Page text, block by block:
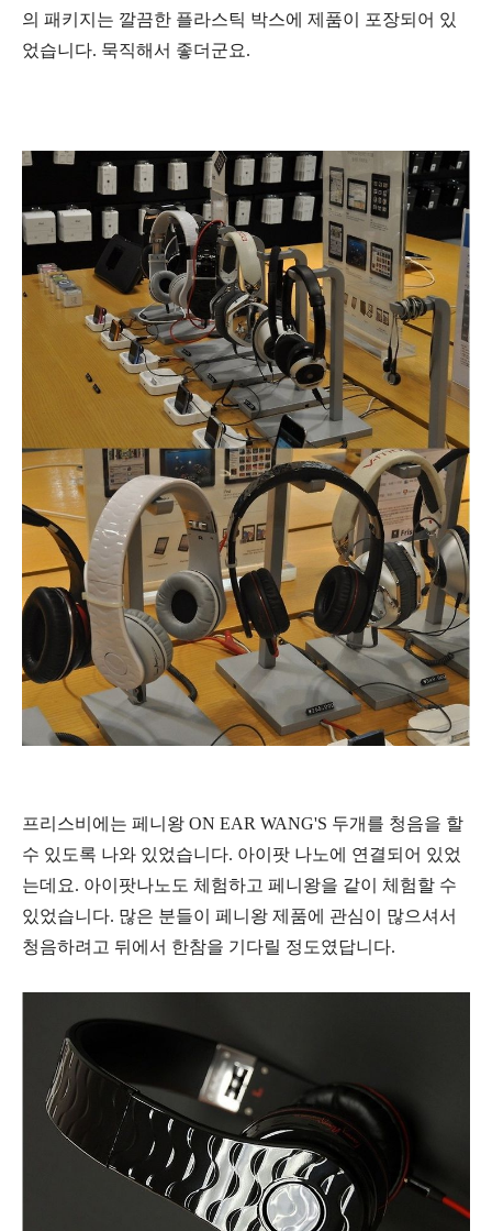
의 패키지는 깔끔한 플라스틱 박스에 제품이 포장되어 있
었습니다. 묵직해서 좋더군요.
프리스비에는 페니왕 ON EAR WANG'S 두개를 청음을 할
수 있도록 나와 있었습니다. 아이팟 나노에 연결되어 있었
는데요. 아이팟나노도 체험하고 페니왕을 같이 체험할 수
있었습니다. 많은 분들이 페니왕 제품에 관심이 많으셔서
청음하려고 뒤에서 한참을 기다릴 정도였답니다.